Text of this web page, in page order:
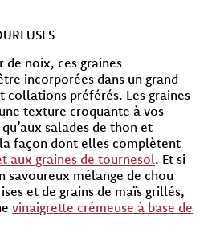
de noix, ces graines
incorporées dans un grand
collations préférés. Les graines
texture croquante à vos
salades de thon et
façon dont elles complètent
aux graines de tournesol. Et si
savoureux mélange de chou
et de grains de maïs grillés,
vinaigrette crémeuse à base de